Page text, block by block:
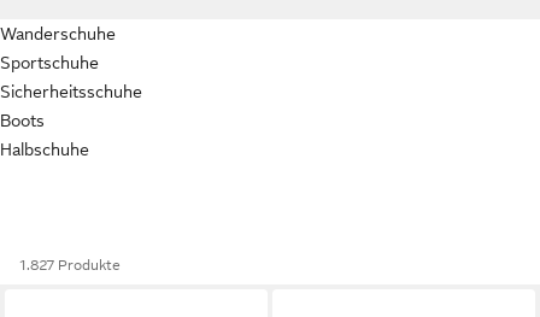
Wanderschuhe
Sportschuhe
Sicherheitsschuhe
Boots
Halbschuhe
1.827 Produkte